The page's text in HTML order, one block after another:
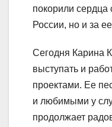
покорили сердца
России, но и за
Сегодня Карина
выступать и
проектами. Ее
и любимыми у
продолжает